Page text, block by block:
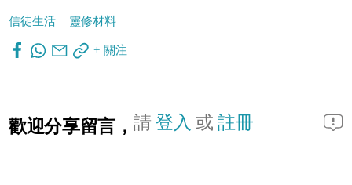
信徒生活 靈修材料
+ 關注
歡迎分享留言， 請登入 或註冊